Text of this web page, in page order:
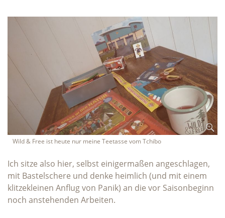
Wild & Free ist heute nur meine Teetasse vom Tchibo
Ich sitze also hier, selbst einigermaßen angeschlagen,
mit Bastelschere und denke heimlich (und mit einem
klitzekleinen Anflug von Panik) an die vor Saisonbeginn
noch anstehenden Arbeiten.